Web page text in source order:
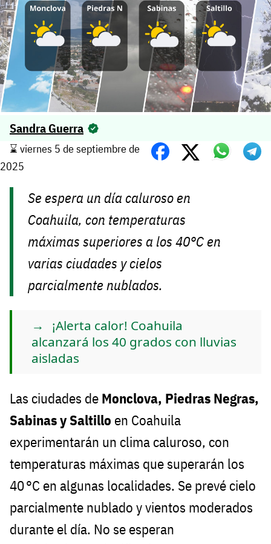
Sandra Guerra
⌛️ viernes 5 de septiembre de
2025
Se espera un día caluroso en
Coahuila, con temperaturas
máximas superiores a los 40°C en
varias ciudades y cielos
parcialmente nublados.
¡Alerta calor! Coahuila
alcanzará los 40 grados con lluvias
aisladas
Las ciudades de Monclova, Piedras Negras,
Sabinas y Saltillo en Coahuila
experimentarán un clima caluroso, con
temperaturas máximas que superarán los
40 °C en algunas localidades. Se prevé cielo
parcialmente nublado y vientos moderados
durante el día. No se esperan